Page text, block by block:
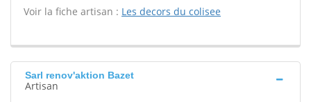
Voir la fiche artisan : Les decors du colisee
Sarl renov'aktion Bazet
Artisan